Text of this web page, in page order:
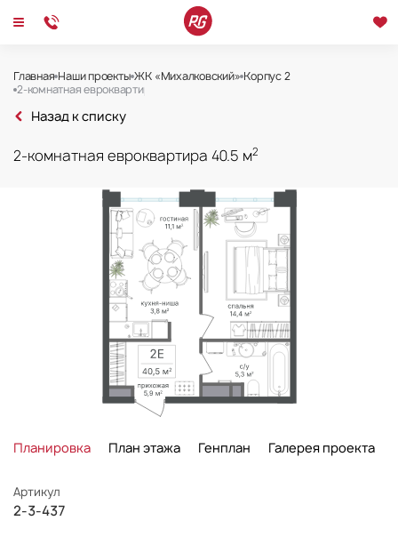
2-комнатная евроквартира №437 40.5 м² в ЖК
Главная Наши проекты ЖК «Михалковский» Корпус 2
2-комнатная евроквартира 40.5 м²
Назад к списку
2-комнатная евроквартира 40.5 м2
Планировка План этажа Генплан Галерея проекта
Корпус 2
Артикул
2-3-437